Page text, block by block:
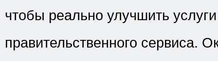
чтобы реально улучшить
правительственного сервиса.